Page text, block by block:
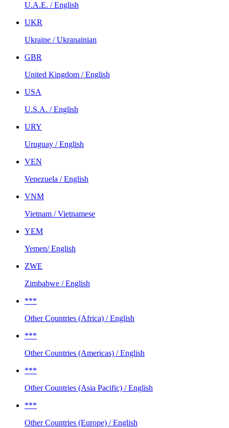
U.A.E. / English
UKR
Ukraine / Ukranainian
GBR
United Kingdom / English
USA
U.S.A. / English
URY
Uruguay / English
VEN
Venezuela / English
VNM
Vietnam / Vietnamese
YEM
Yemen/ English
ZWE
Zimbabwe / English
***
Other Countries (Africa) / English
***
Other Countries (Americas) / English
***
Other Countries (Asia Pacific) / English
***
Other Countries (Europe) / English